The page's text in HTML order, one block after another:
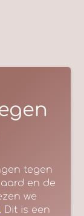
tegen
en de
we
. Dit is een